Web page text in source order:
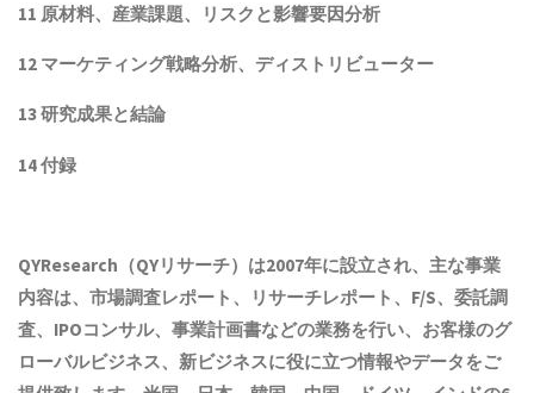
11 原材料、産業課題、リスクと影響要因分析
12 マーケティング戦略分析、ディストリビューター
13 研究成果と結論
14 付録
QYResearch（QYリサーチ）は2007年に設立され、主な事業
内容は、市場調査レポート、リサーチレポート、F/S、委託調
査、IPOコンサル、事業計画書などの業務を行い、お客様のグ
ローバルビジネス、新ビジネスに役に立つ情報やデータをご